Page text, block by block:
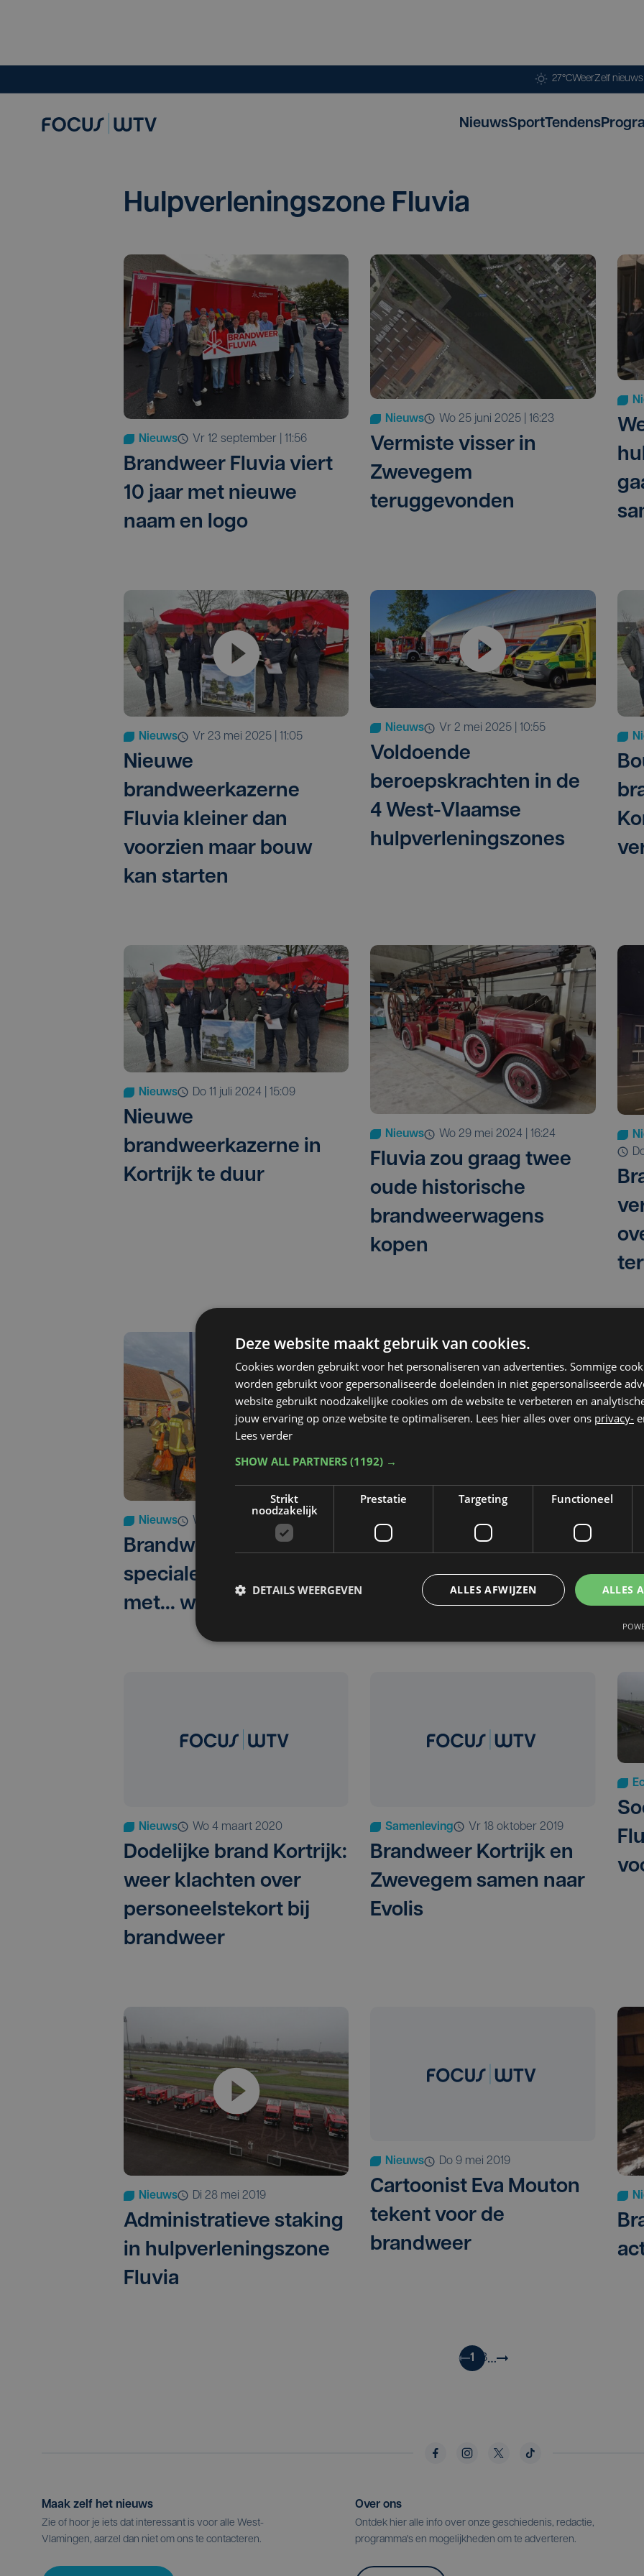
27°CWeerZelf
NieuwsSportTendens
Hulpverleningszone Fluvia
Nieuws vr 12 september | 11:56
Brandweer Fluvia viert
10 jaar met nieuwe
naam en logo
Nieuws wo 25 juni 2025 | 16:23
Vermiste visser in
Zwevegem
teruggevonden
Nieuws vr 23 mei 2025 | 11:05
Nieuwe
brandweerkazerne
Fluvia kleiner dan
voorzien maar bouw
kan starten
Nieuws vr 2 mei 2025 | 10:55
Voldoende
beroepskrachten in de
4 West-Vlaamse
hulpverleningszones
Nieuws do 11 juli 2024 | 15:09
Nieuwe
brandweerkazerne in
Kortrijk te duur
Nieuws wo 29 mei 2024 | 16:24
Fluvia zou graag twee
oude historische
brandweerwagens
kopen
Nieuws wo 27 december 2023 | 16:37
Brandweer doet enkele
speciale interventies
met... wafels
Geen factuur voor hulp
van zone Fluvia tijdens
storm
Nieuws wo 4 maart 2020
Dodelijke brand Kortrijk:
weer klachten over
personeelstekort bij
brandweer
Samenleving vr 18 oktober 2019
Brandweer Kortrijk en
Zwevegem samen naar
Evolis
Nieuws di 28 mei 2019
Administratieve staking
in hulpverleningszone
Fluvia
Nieuws do 9 mei 2019
Cartoonist Eva Mouton
tekent voor de
brandweer
1 3…
Maak zelf het nieuws
Zie of hoor je iets dat interessant is voor alle West-
Vlamingen, aarzel dan niet om ons te contacteren.
Over ons
Ontdek hier alle info over onze geschiedenis, redactie,
programma's en mogelijkheden om te adverteren.
Deze website maakt gebruik van cookies.
Cookies worden gebruikt voor het personaliseren van advertenties. Sommige
worden gebruikt voor gepersonaliseerde doeleinden in niet gepersonaliseerde
website gebruikt noodzakelijke cookies om de website te verbeteren en
jouw ervaring op onze website te optimaliseren. Lees hier alles over ons privacy-
Lees verder
SHOW ALL PARTNERS (1192) →
Strikt
noodzakelijk
Prestatie Targeting Functioneel
ALLES
ALLES AFWIJZEN
DETAILS WEERGEVEN